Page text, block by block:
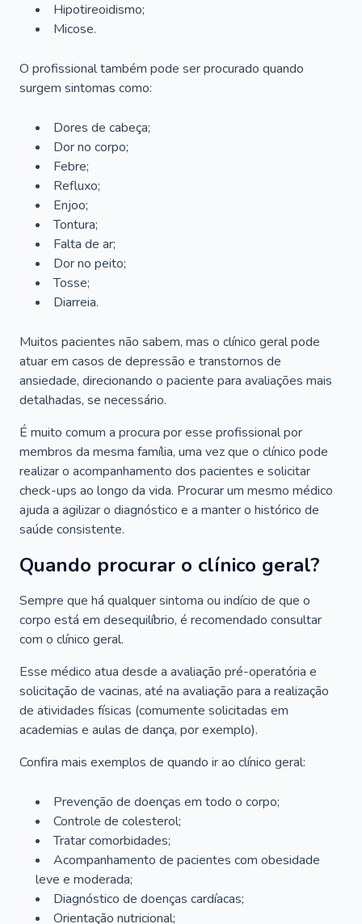
Hipotireoidismo;
Micose.
O profissional também pode ser procurado quando
surgem sintomas como:
Dores de cabeça;
Dor no corpo;
Febre;
Refluxo;
Enjoo;
Tontura;
Falta de ar;
Dor no peito;
Tosse;
Diarreia.
Muitos pacientes não sabem, mas o clínico geral pode
atuar em casos de depressão e transtornos de
ansiedade, direcionando o paciente para avaliações mais
detalhadas, se necessário.
É muito comum a procura por esse profissional por
membros da mesma família, uma vez que o clínico pode
realizar o acompanhamento dos pacientes e solicitar
check-ups ao longo da vida. Procurar um mesmo médico
ajuda a agilizar o diagnóstico e a manter o histórico de
saúde consistente.
Quando procurar o clínico geral?
Sempre que há qualquer sintoma ou indício de que o
corpo está em desequilíbrio, é recomendado consultar
com o clínico geral.
Esse médico atua desde a avaliação pré-operatória e
solicitação de vacinas, até na avaliação para a realização
de atividades físicas (comumente solicitadas em
academias e aulas de dança, por exemplo).
Confira mais exemplos de quando ir ao clínico geral:
Prevenção de doenças em todo o corpo;
Controle de colesterol;
Tratar comorbidades;
Acompanhamento de pacientes com obesidade
leve e moderada;
Diagnóstico de doenças cardíacas;
Orientação nutricional;